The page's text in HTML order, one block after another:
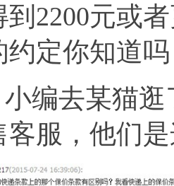
2200元或
约定你知道
编去某猫
客服，他们